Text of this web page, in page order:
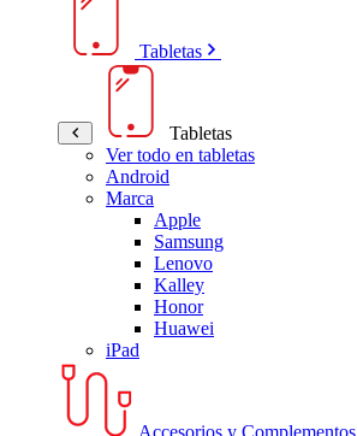
Tabletas
Tabletas
Ver todo en tabletas
Android
Marca
Apple
Samsung
Lenovo
Kalley
Honor
Huawei
iPad
Accesorios y Complementos